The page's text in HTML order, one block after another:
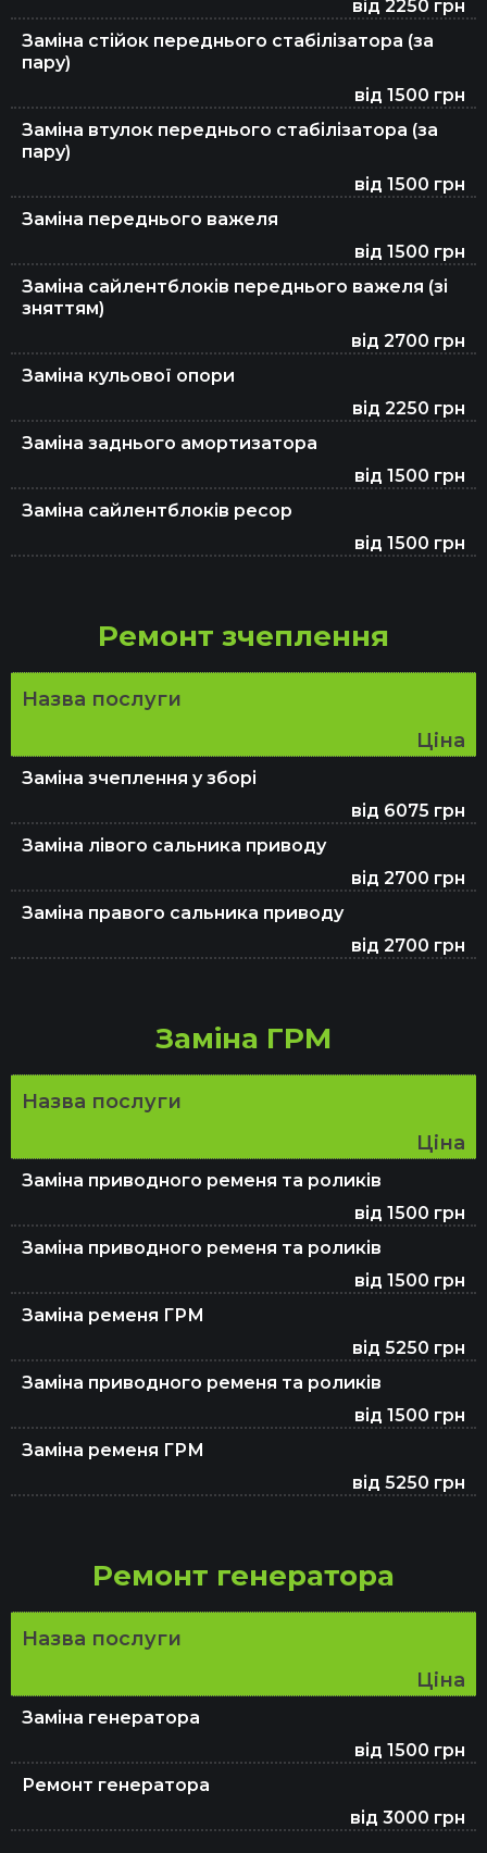
Заміна гальмівного шланга
Заміна мастила в двигуні
Заміна рідини ГУР
Заміна масла в АКПП
Заміна гальмівних колодок
Видалення каталізатора (сажевого
Заміна гальмівних колодок
Заміна олії в АКПП
від 2250 грн
Заміна стійок переднього стабілізатора (за
пару)
від 1500 грн
Заміна втулок переднього стабілізатора (за
пару)
від 1500 грн
Заміна переднього важеля
від 1500 грн
Заміна сайлентблоків переднього важеля (зі
зняттям)
від 2700 грн
Заміна кульової опори
від 2250 грн
Заміна заднього амортизатора
від 1500 грн
Заміна сайлентблоків ресор
від 1500 грн
Ремонт зчеплення
Назва послуги
Ціна
Заміна зчеплення у зборі
від 6075 грн
Заміна лівого сальника приводу
від 2700 грн
Заміна правого сальника приводу
від 2700 грн
Заміна ГРМ
Назва послуги
Ціна
Заміна приводного ременя та роликів
від 1500 грн
Заміна приводного ременя та роликів
від 1500 грн
Заміна ременя ГРМ
від 5250 грн
Заміна приводного ременя та роликів
від 1500 грн
Заміна ременя ГРМ
від 5250 грн
Ремонт генератора
Назва послуги
Ціна
Заміна генератора
від 1500 грн
Ремонт генератора
від 3000 грн